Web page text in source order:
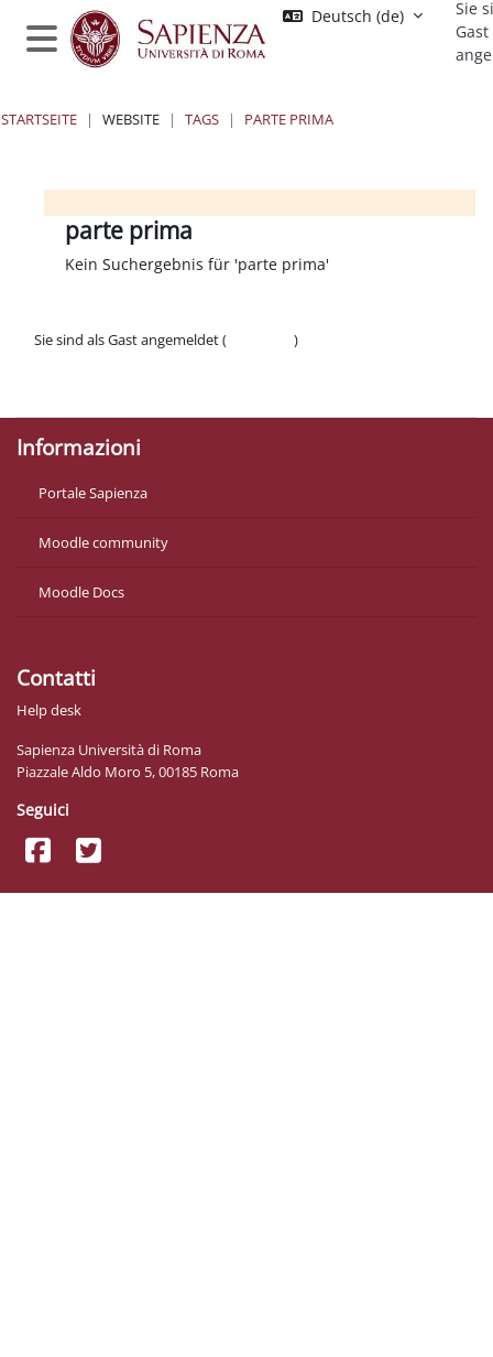
Zum Hauptinhalt
Website-Übersicht
Deutsch ‎(de)‎
Sie
Gast
STARTSEITE WEBSITE TAGS PARTE PRIMA
Blöcke
Blöcke
Blöcke
Blöckeparte prima
Kein Suchergebnis für 'parte prima'
Sie sind als Gast angemeldet (
)
Informazioni
Portale Sapienza
Moodle community
Moodle Docs
Contatti
Help desk
Sapienza Università di Roma
Piazzale Aldo Moro 5, 00185 Roma
Seguici